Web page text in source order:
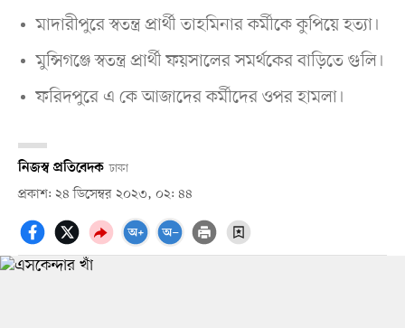
মাদারীপুরে স্বতন্ত্র প্রার্থী তাহমিনার কর্মীকে কুপিয়ে হত্যা।
মুন্সিগঞ্জে স্বতন্ত্র প্রার্থী ফয়সালের সমর্থকের বাড়িতে গুলি।
ফরিদপুরে এ কে আজাদের কর্মীদের ওপর হামলা।
নিজস্ব প্রতিবেদক ঢাকা
প্রকাশ: ২৪ ডিসেম্বর ২০২৩, ০২: ৪৪